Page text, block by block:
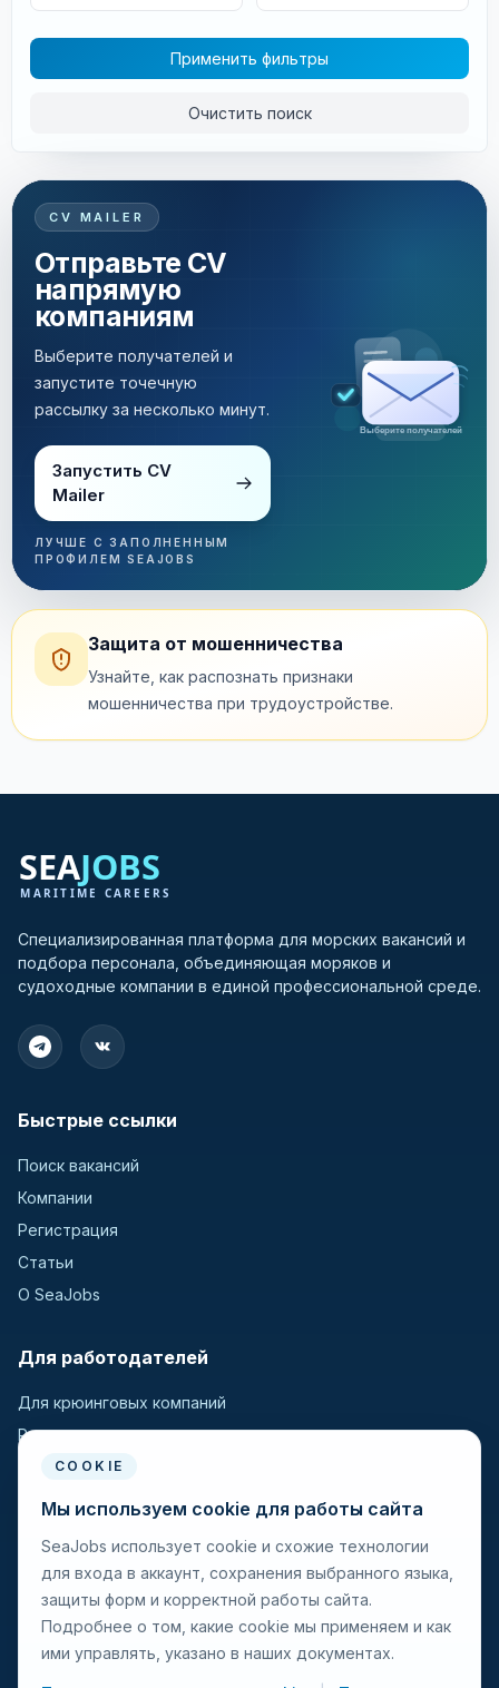
Применить фильтры
Очистить поиск
CV MAILER
Отправьте CV
напрямую
компаниям
Выберите получателей и
запустите точечную
рассылку за несколько минут.
Запустить CV
Mailer
ЛУЧШЕ С ЗАПОЛНЕННЫМ
ПРОФИЛЕМ SEAJOBS
Рассылка за несколько минут
Защита от мошенничества
Узнайте, как распознать признаки
мошенничества при трудоустройстве.
Специализированная платформа для морских вакансий и
подбора персонала, объединяющая моряков и
судоходные компании в единой профессиональной среде.
Быстрые ссылки
Поиск вакансий
Компании
Регистрация
Статьи
О SeaJobs
Для работодателей
Для крюинговых компаний
Разместить вакансию
Поиск кандидатов
Для моряков
Поиск вакансий
Просмотр компаний
COOKIE
Мы используем cookie для работы сайта
SeaJobs использует cookie и схожие технологии
для входа в аккаунт, сохранения выбранного языка,
защиты форм и корректной работы сайта.
Подробнее о том, какие cookie мы применяем и как
ими управлять, указано в наших документах.